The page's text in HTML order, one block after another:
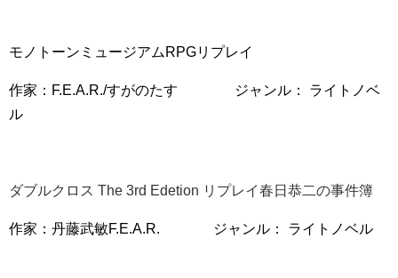
モノトーンミュージアムRPGリプレイ
作家：F.E.A.R./すがのたす
ジャンル： ライトノベ
ル
ダブルクロス The 3rd Edetion リプレイ春日恭二の事件簿
作家：丹藤武敏F.E.A.R. ジャンル： ライトノベル